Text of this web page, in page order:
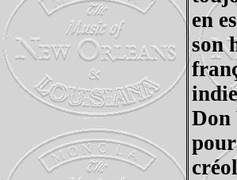
en
son
Don